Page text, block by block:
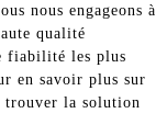
nous engageons à
qualité
fiabilité les plus
en savoir plus sur
trouver la solution